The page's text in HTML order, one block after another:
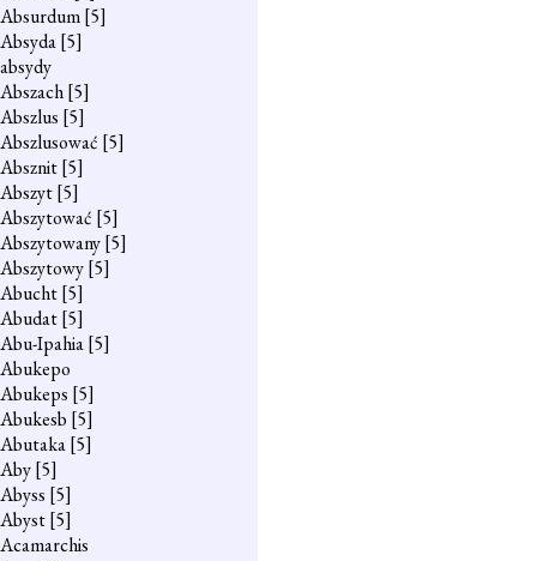
Absurdum[5]
Absyda[5]
absydy
Abszach[5]
Abszlus [5]
Abszlusować [5]
Absznit[5]
Abszyt[5]
Abszytować [5]
Abszytowany[5]
Abszytowy[5]
Abucht[5]
Abudat[5]
Abu-Ipahia[5]
Abukepo
Abukeps [5]
Abukesb [5]
Abutaka[5]
Aby[5]
Abyss [5]
Abyst[5]
Acamarchis